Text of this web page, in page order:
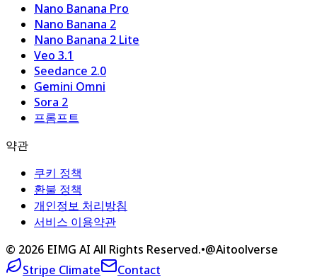
Nano Banana Pro
Nano Banana 2
Nano Banana 2 Lite
Veo 3.1
Seedance 2.0
Gemini Omni
Sora 2
프롬프트
약관
쿠키 정책
환불 정책
개인정보 처리방침
서비스 이용약관
© 2026 EIMG AI All Rights Reserved.•@Aitoolverse
Stripe Climate
Contact